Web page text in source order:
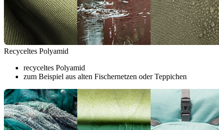
Recyceltes Polyamid
recyceltes Polyamid
zum Beispiel aus alten Fischernetzen oder Teppichen